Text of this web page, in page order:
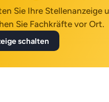
Sie Ihre Stellenanzeige
Sie Fachkräfte vor Ort.
schalten